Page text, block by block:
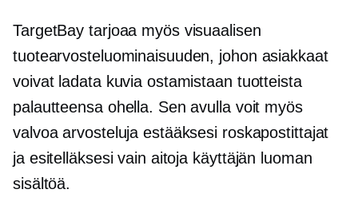
TargetBay tarjoaa myös visuaalisen
tuotearvosteluominaisuuden, johon asiakkaat
voivat ladata kuvia ostamistaan ​​tuotteista
palautteensa ohella. Sen avulla voit myös
valvoa arvosteluja estääksesi roskapostittajat
ja esitelläksesi vain aitoja käyttäjän luoman
sisältöä.